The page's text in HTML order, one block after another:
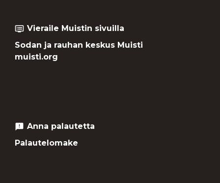
dvr Vieraile Muistin sivuilla
Sodan ja rauhan keskus Muisti
muisti.org
feedback Anna palautetta
Palautelomake